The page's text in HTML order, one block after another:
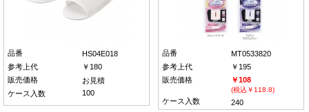
品番
HS04E018
参考上代
￥180
販売価格
お見積
ケース入数
100
品番
MT0533820
参考上代
￥195
販売価格
￥108
(税込￥118.8)
ケース入数 240